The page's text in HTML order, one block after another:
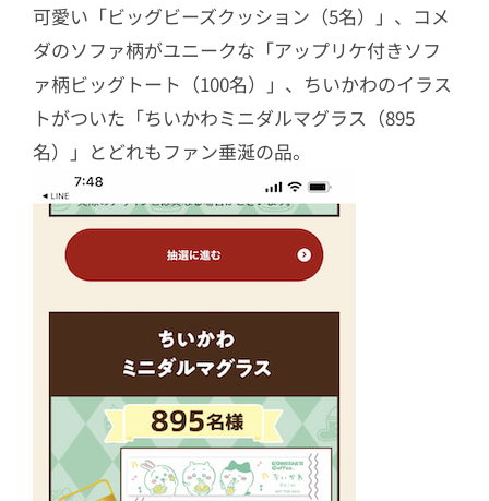
可愛い「ビッグビーズクッション（5名）」、コメ
ダのソファ柄がユニークな「アップリケ付きソフ
ァ柄ビッグトート（100名）」、ちいかわのイラス
トがついた「ちいかわミニダルマグラス（895
名）」とどれもファン垂涎の品。